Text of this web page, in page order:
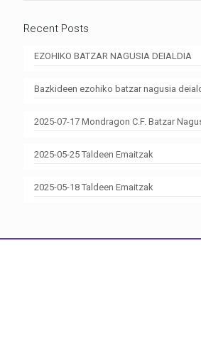
Recent Posts
EZOHIKO BATZAR NAGUSIA DEIALDIA
Bazkideen ezohiko batzar nagusia
2025-07-17 Mondragon C.F. Batzar
2025-05-25 Taldeen Emaitzak
2025-05-18 Taldeen Emaitzak